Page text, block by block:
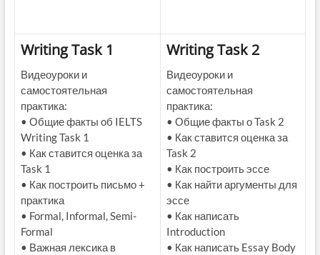
Writing Task 1
Видеоуроки и
самостоятельная
практика:
• Общие факты об IELTS
Writing Task 1
• Как ставится оценка за
Task 1
• Как построить письмо +
практика
• Formal, Informal, Semi-
Formal
• Важная лексика в
Writing Task 2
Видеоуроки и
самостоятельная
практика:
• Общие факты о Task 2
• Как ставится оценка за
Task 2
• Как построить эссе
• Как найти аргументы для
эссе
• Как написать
Introduction
• Как написать Essay Body